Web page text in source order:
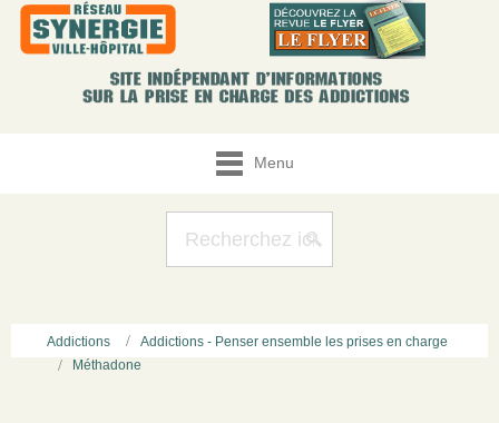
Menu
Addictions
Addictions - Penser ensemble les prises en charge
Méthadone